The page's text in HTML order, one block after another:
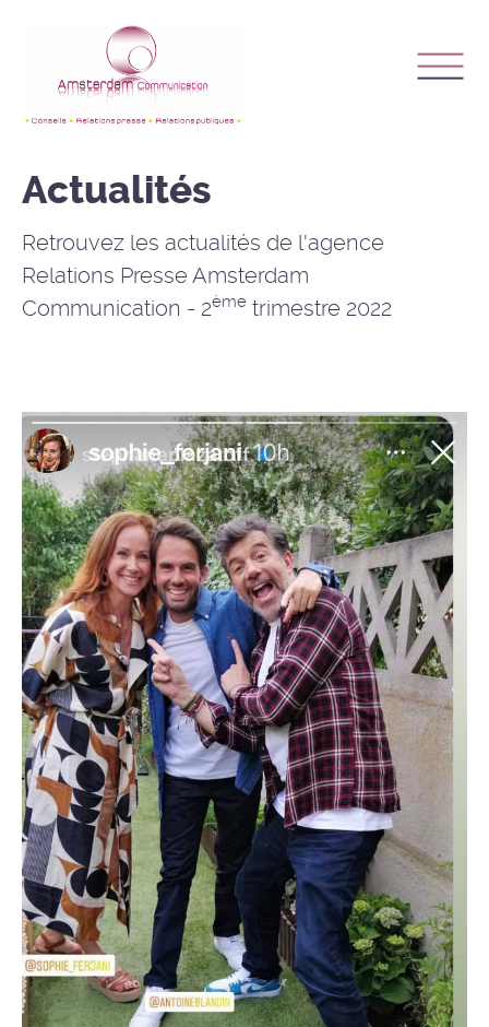
Actualités
Retrouvez les actualités de l'agence
Relations Presse Amsterdam
Communication - 2ème trimestre 2022